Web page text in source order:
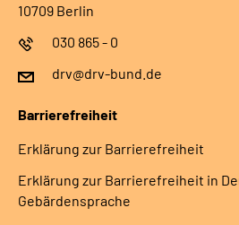
10709 Berlin
030 865 - 0
drv@drv-bund.de
Barrierefreiheit
Erklärung zur Barrierefreiheit
Erklärung zur Barrierefreiheit in
Gebärdensprache